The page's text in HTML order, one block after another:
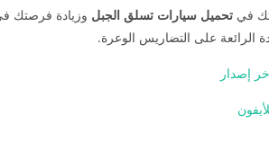
في تحميل سيارات تسلق الجبل وزيادة فرصتك
الرائعة على التضاريس الوعرة.